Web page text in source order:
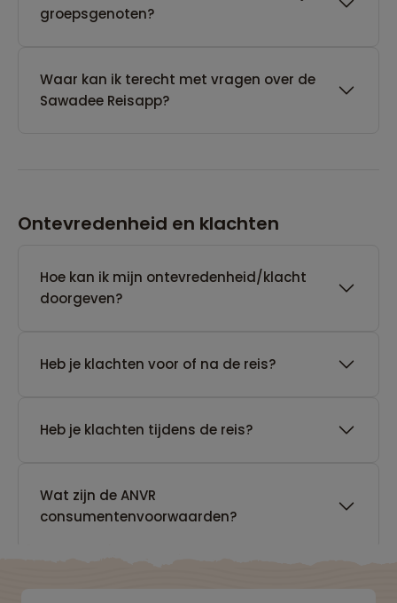
groepsgenoten?
Waar kan ik terecht met vragen over de
Sawadee Reisapp?
Ontevredenheid en klachten
Hoe kan ik mijn ontevredenheid/klacht
doorgeven?
Heb je klachten voor of na de reis?
Heb je klachten tijdens de reis?
Wat zijn de ANVR
consumentenvoorwaarden?